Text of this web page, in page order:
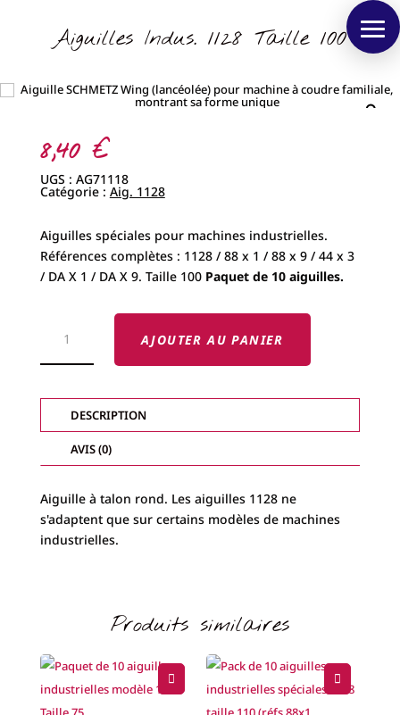
Aiguilles Indus. 1128 Taille 100
8,40 €
UGS : AG71118
Catégorie : Aig. 1128
Aiguilles spéciales pour machines industrielles.
Références complètes : 1128 / 88 x 1 / 88 x 9 / 44 x 3
/ DA X 1 / DA X 9. Taille 100 Paquet de 10 aiguilles.
AIGUILLES
1128
100
AJOUTER AU PANIER
DESCRIPTION
AVIS (0)
Aiguille à talon rond. Les aiguilles 1128 ne
s'adaptent que sur certains modèles de machines
industrielles.
Produits similaires